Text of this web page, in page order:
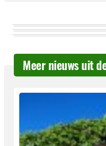
Meer nieuws uit